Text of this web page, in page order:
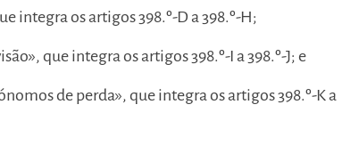
integra os artigos 398.º-D a 398.º-H;
que integra os artigos 398.º-I a 398.º-J; e
de perda», que integra os artigos 398.º-K a